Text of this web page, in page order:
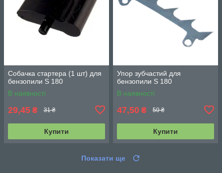
Собачка стартера (1 шт) для
бензопили S 180
В наявності
29,45 ₴ 31 ₴
Купити
Упор зубчастий для
бензопили S 180
В наявності
47,50 ₴ 50 ₴
Купити
Показати ще